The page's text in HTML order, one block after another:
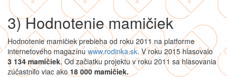
3) Hodnotenie mamičiek
Hodnotenie mamičiek prebieha od roku 2011 na platforme
internetového magazínu www.rodinka.sk. V roku 2015 hlasovalo
3 134 mamičiek. Od začiatku projektu v roku 2011 sa hlasovania
zúčastnilo viac ako 18 000 mamičiek.